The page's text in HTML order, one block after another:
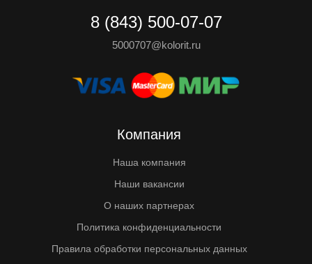
8 (843) 500-07-07
5000707@kolorit.ru
Компания
Наша компания
Наши вакансии
О наших партнерах
Политика конфиденциальности
Правила обработки персональных данных